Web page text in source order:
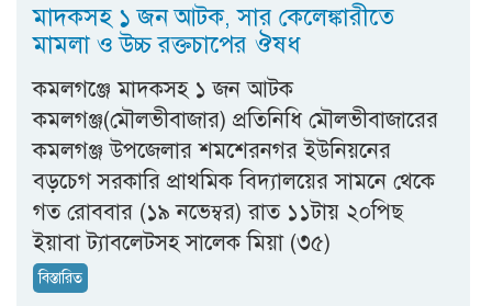
মাদকসহ ১ জন আটক, সার কেলেঙ্কারীতে
মামলা ও উচ্চ রক্তচাপের ঔষধ
কমলগঞ্জে মাদকসহ ১ জন আটক
কমলগঞ্জ(মৌলভীবাজার) প্রতিনিধি মৌলভীবাজারের
কমলগঞ্জ উপজেলার শমশেরনগর ইউনিয়নের
বড়চেগ সরকারি প্রাথমিক বিদ্যালয়ের সামনে থেকে
গত রোববার (১৯ নভেম্বর) রাত ১১টায় ২০পিছ
ইয়াবা ট্যাবলেটসহ সালেক মিয়া (৩৫)
বিস্তারিত